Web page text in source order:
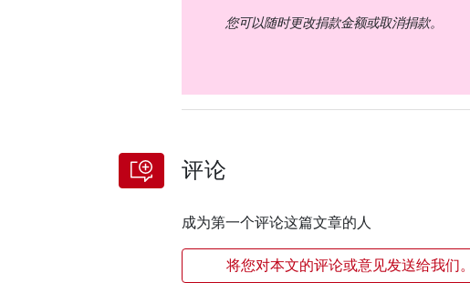
您可以随时更改捐款金额或取消捐款。
评论
成为第一个评论这篇文章的人
将您对本文的评论或意见发送给我们。